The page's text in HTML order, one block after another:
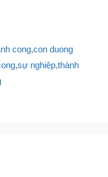
cong,con duong
,sự nghiệp,thành